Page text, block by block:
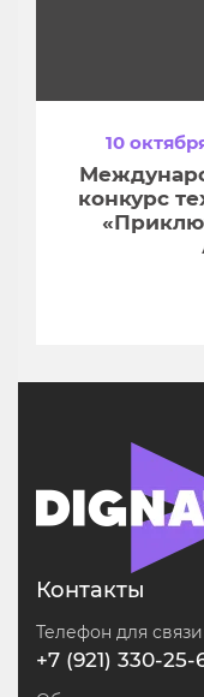
10
конкурс
Контакты
Телефон для связи
+7 (921) 330-25-